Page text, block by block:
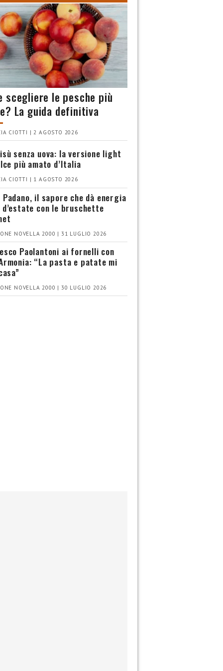
scegliere le pesche più
La guida definitiva
CIOTTI | 2 AGOSTO 2026
senza uova: la versione light
più amato d’Italia
CIOTTI | 1 AGOSTO 2026
Padano, il sapore che dà energia
d’estate con le bruschette
NOVELLA 2000 | 31 LUGLIO 2026
Paolantoni ai fornelli con
“La pasta e patate mi
NOVELLA 2000 | 30 LUGLIO 2026